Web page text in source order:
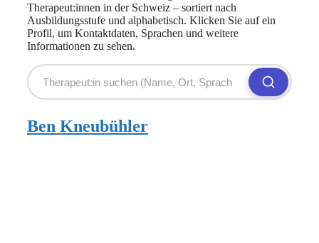
Therapeut:innen in der Schweiz – sortiert nach
Ausbildungsstufe und alphabetisch. Klicken Sie auf ein
Profil, um Kontaktdaten, Sprachen und weitere
Informationen zu sehen.
Ben Kneubühler